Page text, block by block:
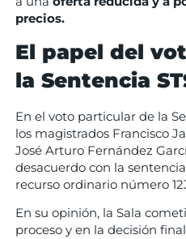
precios.
El papel del
la Sentencia
En el voto particular de la
los magistrados Francisco
José Arturo Fernández
desacuerdo con la
recurso ordinario número
En su opinión, la Sala
proceso y en la decisión